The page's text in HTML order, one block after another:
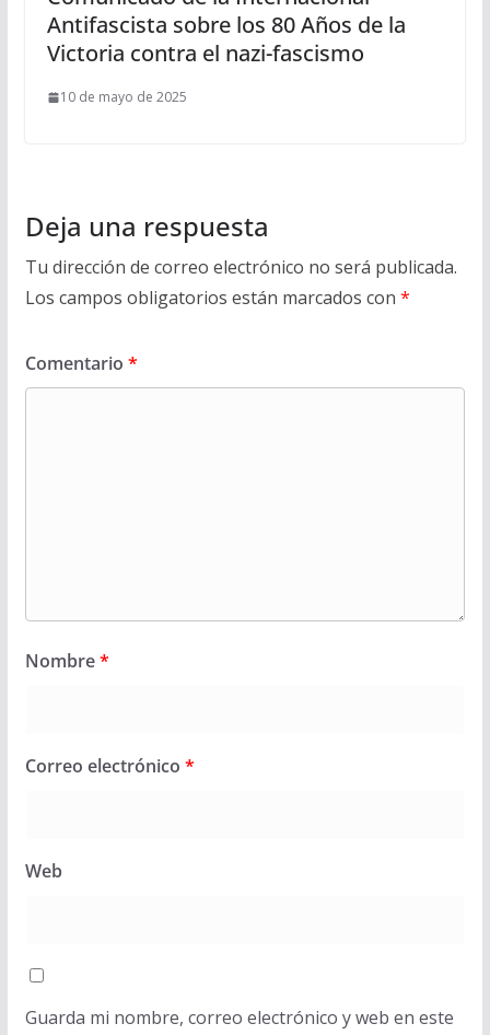
Antifascista sobre los 80 Años de la
Victoria contra el nazi-fascismo
10 de mayo de 2025
Deja una respuesta
Tu dirección de correo electrónico no será publicada.
Los campos obligatorios están marcados con *
Comentario *
Nombre*
Correo electrónico *
Web
Guarda mi nombre, correo electrónico y web en este